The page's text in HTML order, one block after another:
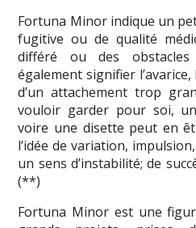
Fortuna Minor indique un
fugitive ou de qualité
différé ou des
également signifier
d’un attachement trop
vouloir garder pour soi,
voire une disette peut en
l’idée de variation,
un sens d’instabilité; de
(**)
Fortuna Minor est une